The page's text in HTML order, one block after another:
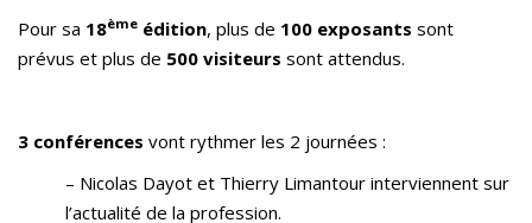
Pour sa 18ème édition, plus de 100 exposants sont
prévus et plus de 500 visiteurs sont attendus.
3 conférences vont rythmer les 2 journées :
– Nicolas Dayot et Thierry Limantour interviennent sur
l’actualité de la profession.